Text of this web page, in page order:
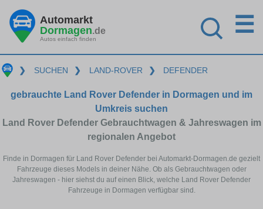
Automarkt
Dormagen.de
Autos einfach finden
☰
❯ SUCHEN ❯ LAND-ROVER ❯ DEFENDER
gebrauchte Land Rover Defender in Dormagen und im
Umkreis suchen
Land Rover Defender Gebrauchtwagen & Jahreswagen im
regionalen Angebot
Finde in Dormagen für Land Rover Defender bei Automarkt-Dormagen.de gezielt
Fahrzeuge dieses Models in deiner Nähe. Ob als Gebrauchtwagen oder
Jahreswagen - hier siehst du auf einen Blick, welche Land Rover Defender
Fahrzeuge in Dormagen verfügbar sind.